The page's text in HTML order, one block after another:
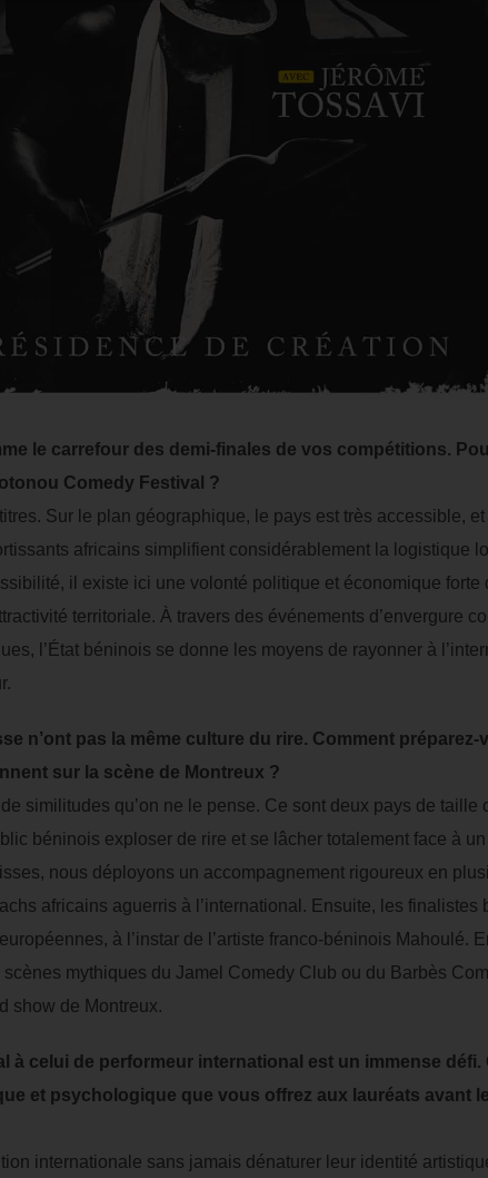
le carrefour des demi-finales de vos compétitions.
Comedy Festival ?
Sur le plan géographique, le pays est très accessible,
africains simplifient considérablement la logistique
il existe ici une volonté politique et économique forte
territoriale. À travers des événements d’envergure
l’État béninois se donne les moyens de rayonner à
n’ont pas la même culture du rire. Comment
sur la scène de Montreux ?
similitudes qu’on ne le pense. Ce sont deux pays de
béninois exploser de rire et se lâcher totalement face à
nous déployons un accompagnement rigoureux en
africains aguerris à l’international. Ensuite, les finalistes
à l’instar de l’artiste franco-béninois Mahoulé.
mythiques du Jamel Comedy Club ou du Barbès
show de Montreux.
à celui de performeur international est un immense
et psychologique que vous offrez aux lauréats avant
internationale sans jamais dénaturer leur identité